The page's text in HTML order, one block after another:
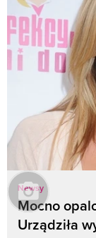
Newsy
Mocno
Urządziła